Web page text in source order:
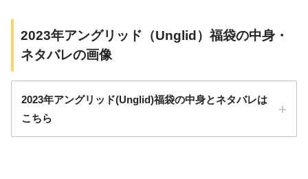
2023年アングリッド（Unglid）福袋の中身・
ネタバレの画像
2023年アングリッド(Unglid)福袋の中身とネタバレは
こちら